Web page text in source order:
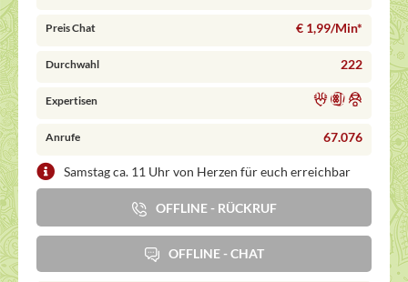
Preis Chat € 1,99/Min*
Durchwahl 222
Expertisen
Anrufe 67.076
Samstag ca. 11 Uhr von Herzen für euch erreichbar
OFFLINE - RÜCKRUF
OFFLINE - CHAT